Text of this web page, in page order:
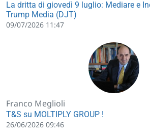
La dritta di giovedì 9 luglio: Mediare e
Trump Media (DJT)
09/07/2026 11:47
Franco Meglioli
T&S su MOLTIPLY GROUP !
26/06/2026 09:46